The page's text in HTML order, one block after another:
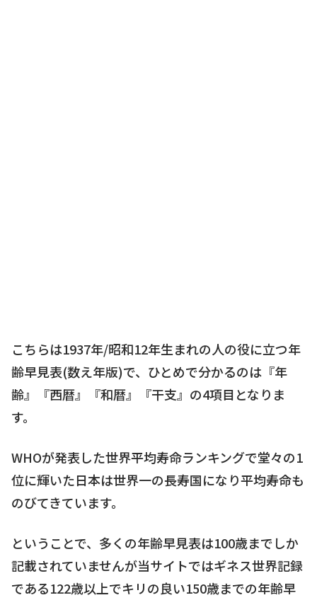
こちらは1937年/昭和12年生まれの人の役に立つ年
齢早見表(数え年版)で、ひとめで分かるのは『年
齢』『西暦』『和暦』『干支』の4項目となりま
す。
WHOが発表した世界平均寿命ランキングで堂々の1
位に輝いた日本は世界一の長寿国になり平均寿命も
のびてきています。
ということで、多くの年齢早見表は100歳までしか
記載されていませんが当サイトではギネス世界記録
である122歳以上でキリの良い150歳までの年齢早